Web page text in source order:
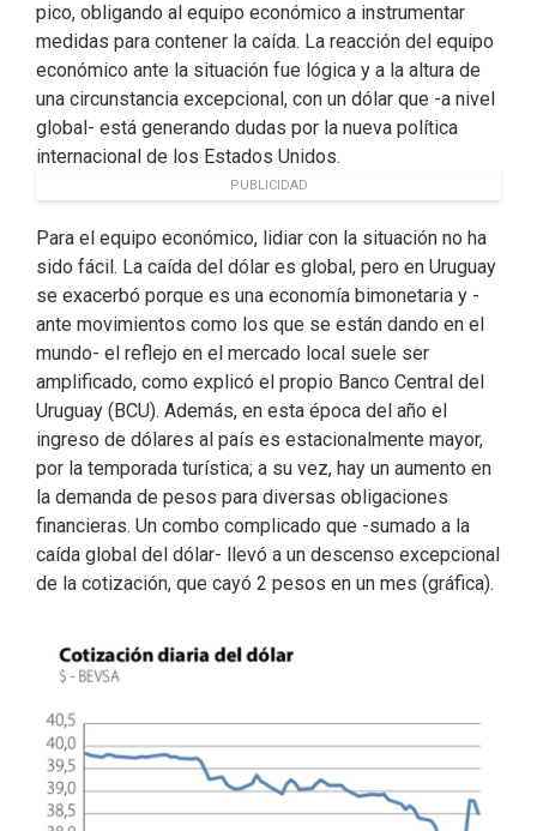
pico, obligando al equipo económico a instrumentar
medidas para contener la caída. La reacción del equipo
económico ante la situación fue lógica y a la altura de
una circunstancia excepcional, con un dólar que -a nivel
global- está generando dudas por la nueva política
internacional de los Estados Unidos.
PUBLICIDAD
Para el equipo económico, lidiar con la situación no ha
sido fácil. La caída del dólar es global, pero en Uruguay
se exacerbó porque es una economía bimonetaria y -
ante movimientos como los que se están dando en el
mundo- el reflejo en el mercado local suele ser
amplificado, como explicó el propio Banco Central del
Uruguay (BCU). Además, en esta época del año el
ingreso de dólares al país es estacionalmente mayor,
por la temporada turística; a su vez, hay un aumento en
la demanda de pesos para diversas obligaciones
financieras. Un combo complicado que -sumado a la
caída global del dólar- llevó a un descenso excepcional
de la cotización, que cayó 2 pesos en un mes (gráfica).